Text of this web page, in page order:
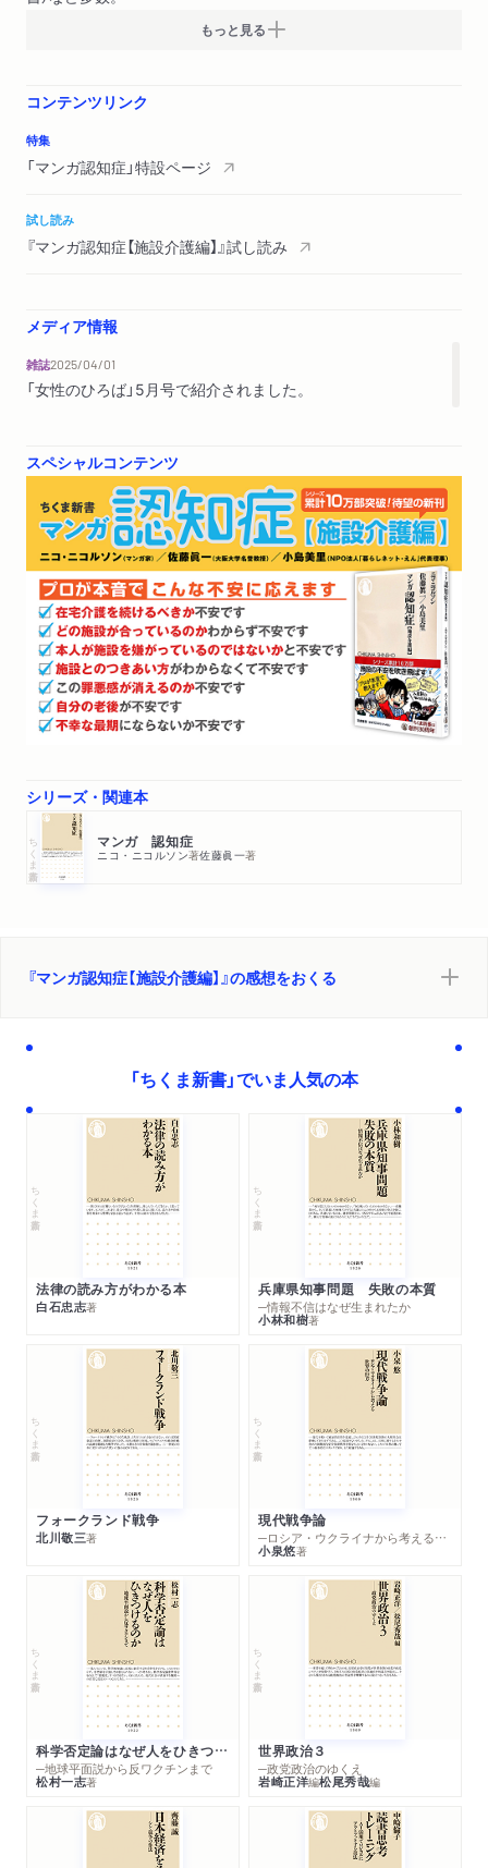
み／お金がなくなったらどうなる？／在宅介護はできるのか／
人手不足がとまらない／みんなで立ち上がる
入院することになったら？／余命が残り少ないと言われたら？
／余命が不明の場合は？／「えん」での看取り／ピンピンコロリ
っている
番外編 レビー小体型認知症ってなんですか？ ＜ゲスト 樋口直
美＞
はなにか／レビー小体型認知症の診断／低下する認知機能の種
類と困りごと／幻視があっても大丈夫／幻視への対応は？／一
緒に工夫を考えよう／薬と上手に付き合おう／一緒に笑い合っ
て人生を楽しもう
番外編 前頭側頭型認知症ってなんですか？
前頭側頭葉変性症から生じる三つの認知症／初老期にあらわれ
やすい／本能的な欲求があらわれる／アダム・スミスから考え
る／いつもの行動を利用する／最適解はないけれど……
あとがき ニコ･ニコルソン
おすすめの本
もっと見る
コンテンツリンク
特集
「マンガ認知症」特設ページ
試し読み
『マンガ認知症【施設介護編】』試し読み
メディア情報
雑誌2025/04/01
「女性のひろば」5月号で紹介されました。
スペシャルコンテンツ
シリーズ・関連本
ちくま新書 マンガ 認知症
ニコ・ニコルソン著佐藤眞一著
『マンガ認知症【施設介護編】』の感想をおくる
「ちくま新書」でいま人気の本
ちくま新書
法律の読み方がわかる本
白石忠志著
ちくま新書
兵庫県知事問題 失敗の本質
─情報不信はなぜ生まれたか
小林和樹著
ちくま新書
フォークランド戦争
北川敬三著
ちくま新書
現代戦争論
─ロシア・ウクライナから考える世界の行方
小泉悠著
ちくま新書
科学否定論はなぜ人をひきつけるのか
─地球平面説から反ワクチンまで
松村一志著
ちくま新書
世界政治３
─政党政治のゆくえ
岩崎正洋編松尾秀哉編